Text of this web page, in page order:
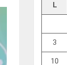
L
3
10